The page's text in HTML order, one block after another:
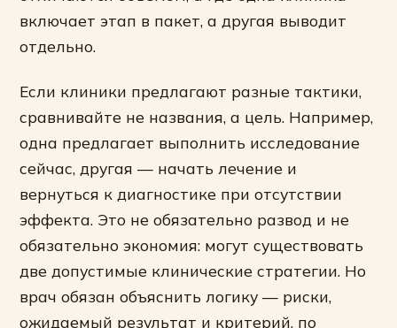
включает этап в пакет, а другая выводит
отдельно.
Если клиники предлагают разные тактики,
сравнивайте не названия, а цель. Например,
одна предлагает выполнить исследование
сейчас, другая — начать лечение и
вернуться к диагностике при отсутствии
эффекта. Это не обязательно развод и не
обязательно экономия: могут существовать
две допустимые клинические стратегии. Но
врач обязан объяснить логику — риски,
ожидаемый результат и критерий, по